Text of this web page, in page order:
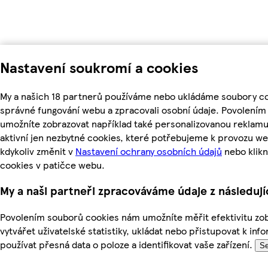
Nastavení soukromí a cookies
My a našich 18 partnerů používáme nebo ukládáme soubory
správné fungování webu a zpracovali osobní údaje.
umožníte zobrazovat například také personalizovanou
aktivní jen nezbytné cookies, které potřebujeme k provozu
kdykoliv změnit v Nastavení ochrany osobních údajů nebo
cookies v patičce webu.
My a naši partneři zpracováváme údaje z
Povolením souborů cookies nám umožníte měřit efektivitu
vytvářet uživatelské statistiky, ukládat nebo přistupovat k
používat přesná data o poloze a identifikovat vaše zařízení.